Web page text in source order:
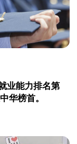
业能力排名第
华榜首。